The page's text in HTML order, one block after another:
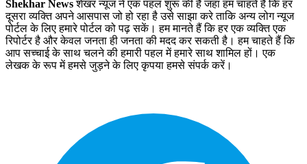
Shekhar Newsशेखर न्‍यूज ने एक पहल शुरू की है जहां हम चाहते हैं कि हर
दूसरा व्‍यक्ति अपने आसपास जो हो रहा है उसे साझा करे ताकि अन्‍य लोग न्‍यूज
पोर्टल के लिए हमारे पोर्टल को पढ़ सकें। हम मानते हैं कि हर एक व्यक्ति एक
रिपोर्टर है और केवल जनता ही जनता की मदद कर सकती है। हम चाहते हैं कि
आप सच्चाई के साथ चलने की हमारी पहल में हमारे साथ शामिल हों। एक
लेखक के रूप में हमसे जुड़ने के लिए कृपया हमसे संपर्क करें।